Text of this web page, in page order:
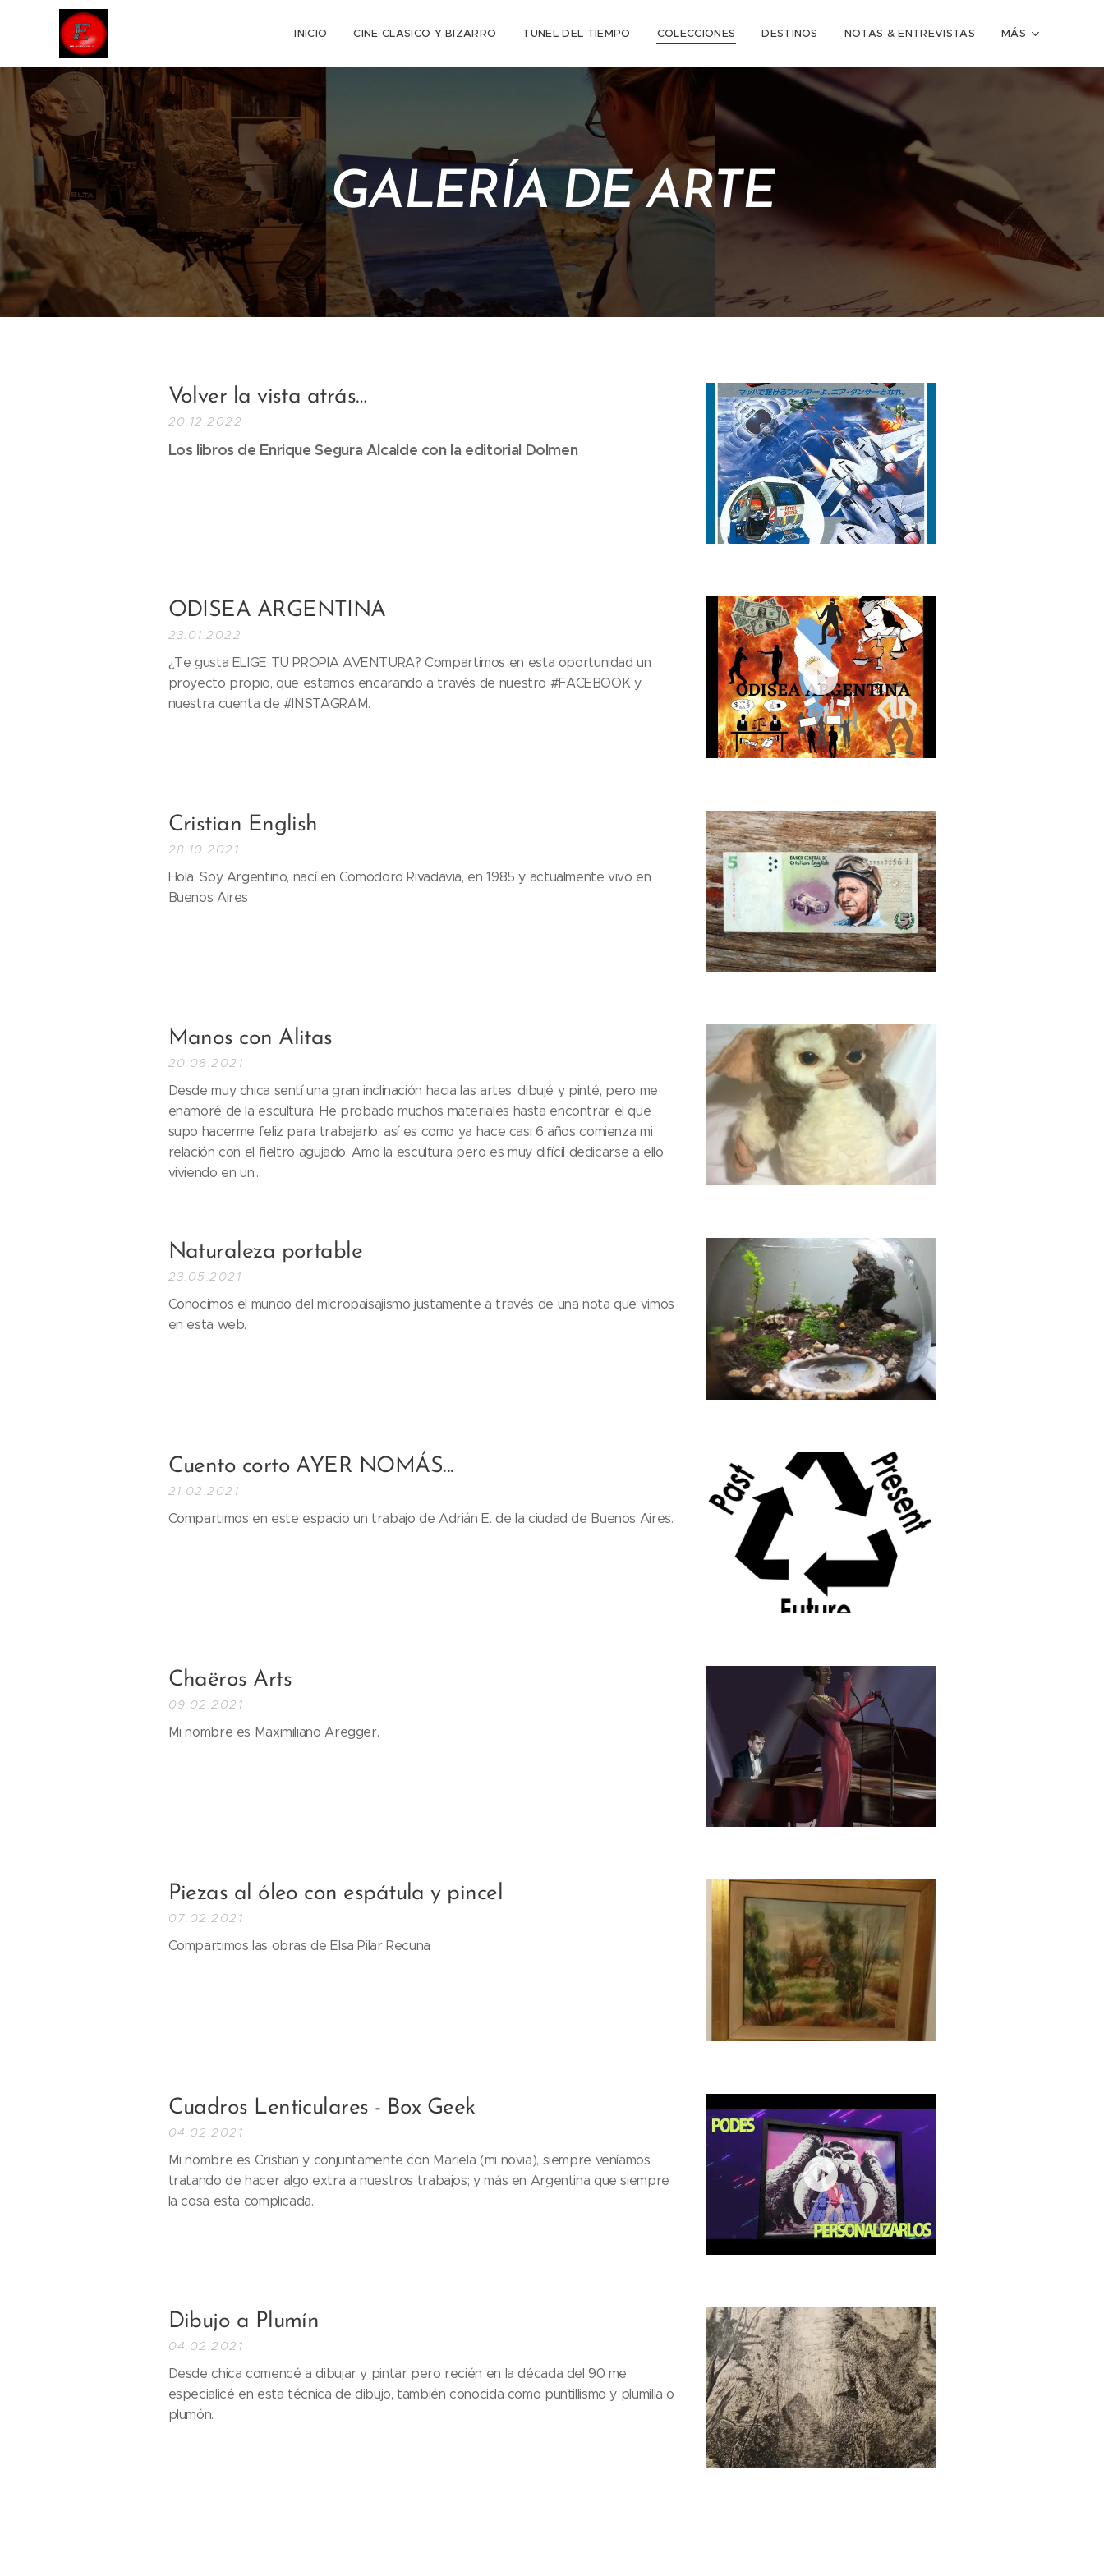
INICIO CINE CLASICO Y BIZARRO TUNEL DEL TIEMPO COLECCIONES DESTINOS NOTAS & ENTREVISTAS MÁS
GALERÍA DE ARTE
Volver la vista atrás…
20.12.2022
Los libros de Enrique Segura Alcalde con la editorial Dolmen
ODISEA ARGENTINA
23.01.2022
¿Te gusta ELIGE TU PROPIA AVENTURA? Compartimos en esta oportunidad un
proyecto propio, que estamos encarando a través de nuestro #FACEBOOK y
nuestra cuenta de #INSTAGRAM.
Cristian English
28.10.2021
Hola. Soy Argentino, nací en Comodoro Rivadavia, en 1985 y actualmente vivo en
Buenos Aires
Manos con Alitas
20.08.2021
Desde muy chica sentí una gran inclinación hacia las artes: dibujé y pinté, pero me
enamoré de la escultura. He probado muchos materiales hasta encontrar el que
supo hacerme feliz para trabajarlo; así es como ya hace casi 6 años comienza mi
relación con el fieltro agujado. Amo la escultura pero es muy difícil dedicarse a ello
viviendo en un...
Naturaleza portable
23.05.2021
Conocimos el mundo del micropaisajismo justamente a través de una nota que vimos
en esta web.
Cuento corto AYER NOMÁS...
21.02.2021
Compartimos en este espacio un trabajo de Adrián E. de la ciudad de Buenos Aires.
Chaëros Arts
09.02.2021
Mi nombre es Maximiliano Aregger.
Piezas al óleo con espátula y pincel
07.02.2021
Compartimos las obras de Elsa Pilar Recuna
Cuadros Lenticulares - Box Geek
04.02.2021
Mi nombre es Cristian y conjuntamente con Mariela (mi novia), siempre veníamos
tratando de hacer algo extra a nuestros trabajos; y más en Argentina que siempre
la cosa esta complicada.
Dibujo a Plumín
04.02.2021
Desde chica comencé a dibujar y pintar pero recién en la década del ´90 me
especialicé en esta técnica de dibujo, también conocida como puntillismo y plumilla o
plumón.